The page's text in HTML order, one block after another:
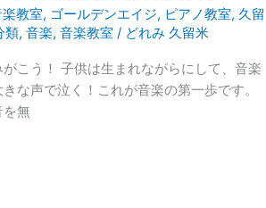
教室, ゴールデンエイジ, ピアノ教室, 久留
類,音楽,音楽教室 / どれみ 久留米
こう！ 子供は生まれながらにして、音楽
な声で泣く！これが音楽の第一歩です。
を無